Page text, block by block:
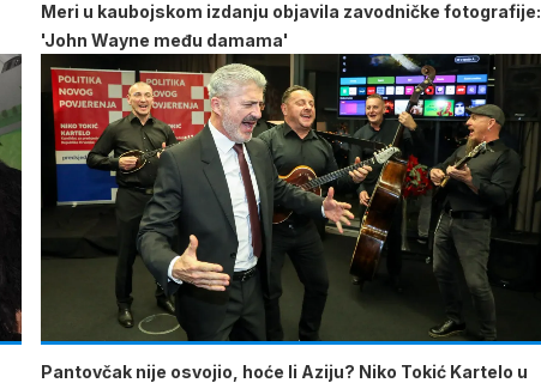
Meri u kaubojskom izdanju objavila zavodničke fotografije:
'John Wayne među damama'
Pantovčak nije osvojio, hoće li Aziju? Niko Tokić Kartelo u